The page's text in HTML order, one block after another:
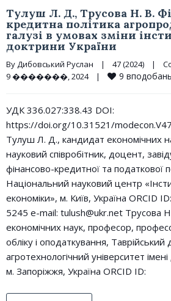
Тулуш Л. Д., Трусова Н. В.
кредитна політика
галузі в умовах зміни
доктрини України
By Дибовський Руслан | 47 (2024) |
9 �������, 2024
| 9 вподобань
УДК 336.027:338.43 DOI:
https://doi.org/10.31521/
Тулуш Л. Д., кандидат економічних
науковий співробітник, доцент,
фінансово-кредитної та податкової
Національний науковий центр
економіки», м. Київ, Україна ORCID
5245 e-mail: tulush@ukr.net Трусова
економічних наук, професор,
обліку і оподаткування,
агротехнологічний університет
м. Запоріжжя, Україна ORCID ID: